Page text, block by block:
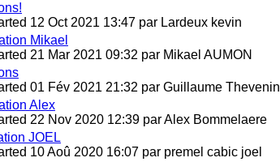
12 Oct 2021 13:47 par Lardeux kevin
Mikael
21 Mar 2021 09:32 par Mikael AUMON
01 Fév 2021 21:32 par Guillaume Thevenin
Alex
22 Nov 2020 12:39 parAlex Bommelaere
JOEL
10 Aoû 2020 16:07 par premel cabic joel